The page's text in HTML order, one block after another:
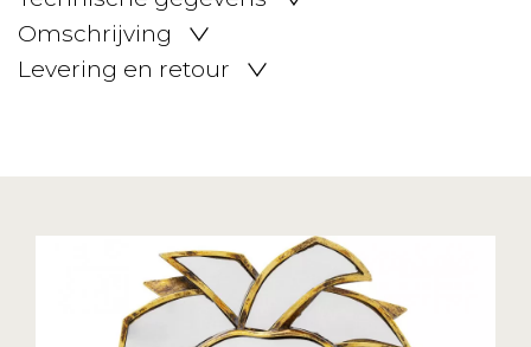
Omschrijving
Levering en retour